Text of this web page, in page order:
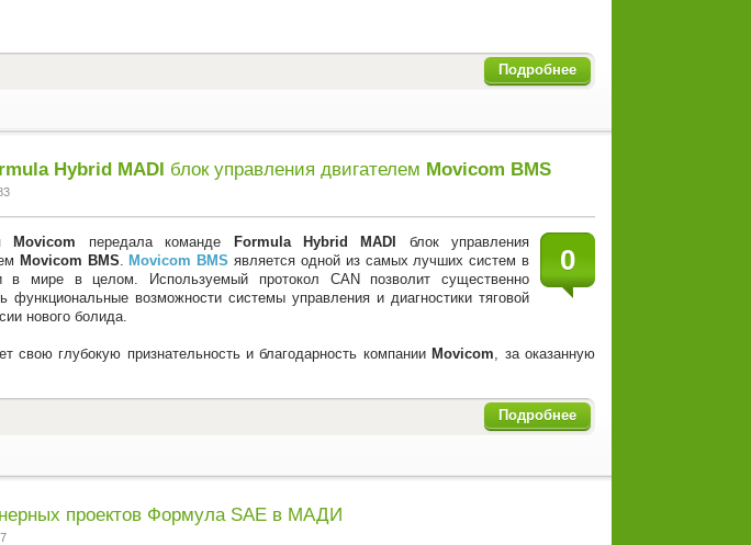
Подробнее
Hybrid MADI блок управления двигателем Movicom BMS
0
Movicom передала команде Formula Hybrid MADI
блок управления
Movicom BMS Movicom BMS является одной из самых лучших систем в
в мире в целом. Используемый протокол CAN позволит существенно
функциональные возможности системы управления и диагностики тяговой
нового болида.
свою глубокую признательность и благодарность компании Movicom , за оказанную
Подробнее
проектов Формула SAE в МАДИ